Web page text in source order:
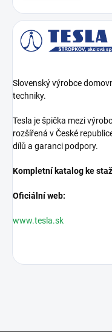
Slovenský výrobce
techniky.
Tesla je špička mezi
rozšířená v České
dílů a garanci podpory.
Kompletní katalog ke
Oficiální web:
www.tesla.sk